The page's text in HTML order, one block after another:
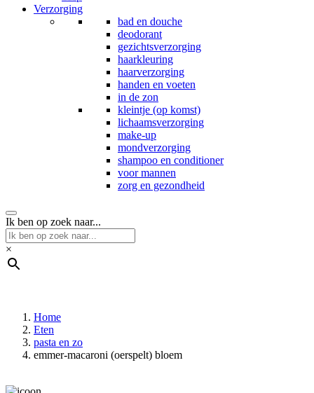
Verzorging
bad en douche
deodorant
gezichtsverzorging
haarkleuring
haarverzorging
handen en voeten
in de zon
kleintje (op komst)
lichaamsverzorging
make-up
mondverzorging
shampoo en conditioner
voor mannen
zorg en gezondheid
Ik ben op zoek naar...
×
Home
Eten
pasta en zo
emmer-macaroni (oerspelt) bloem